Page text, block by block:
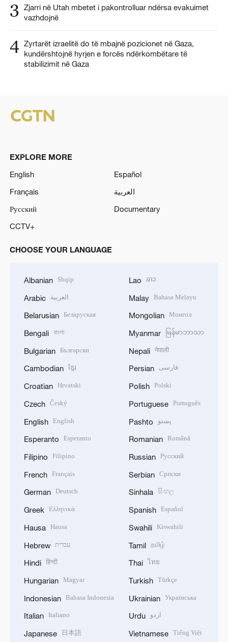
3 Zjarri në Utah mbetet i pakontrolluar ndërsa evakuimet
vazhdojnë
4 Zyrtarët izraelitë do të mbajnë pozicionet në Gaza,
kundërshtojnë hyrjen e forcës ndërkombëtare të
stabilizimit në Gaza
EXPLORE MORE
English
Español
Français
العربية
Русский
Documentary
CCTV+
CHOOSE YOUR LANGUAGE
Albanian Shqip
Arabic العربية
Belarusian Беларуская
Bengali বাংলা
Bulgarian Български
Cambodian ខ្មែរ
Croatian Hrvatski
Czech Český
English English
Esperanto Esperanto
Filipino Filipino
French Français
German Deutsch
Greek Ελληνικά
Hausa Hausa
Hebrew עברית
Hindi हिन्दी
Hungarian Magyar
Indonesian Bahasa Indonesia
Italian Italiano
Japanese 日本語
Lao ລາວ
Malay Bahasa Melayu
Mongolian Монгол
Myanmar မြန်မာဘာသာ
Nepali नेपाली
Persian فارسی
Polish Polski
Portuguese Português
Pashto پښتو
Romanian Română
Russian Русский
Serbian Српски
Sinhala සිංහල
Spanish Español
Swahili Kiswahili
Tamil தமிழ்
Thai ไทย
Turkish Türkçe
Ukrainian Українська
Urdu اردو
Vietnamese Tiếng Việt